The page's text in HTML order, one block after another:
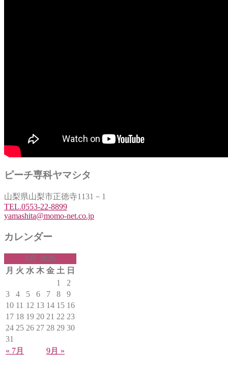
ピーチ専科ヤマシタ
山梨県山梨市正徳寺1131－1
TEL.0553-22-8899
yamashita@momo-net.co.jp
カレンダー
8月 2026
月 火 水 木 金 土 日
1
2
3
4 5 6 7 8
9
10 11 12 13 14 15 16
17 18 19 20 21 22 23
24 25 26 27 28 29 30
31
« 7月
9月 »